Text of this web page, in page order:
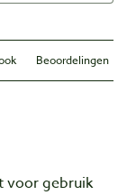
Beoordelingen
voor gebruik